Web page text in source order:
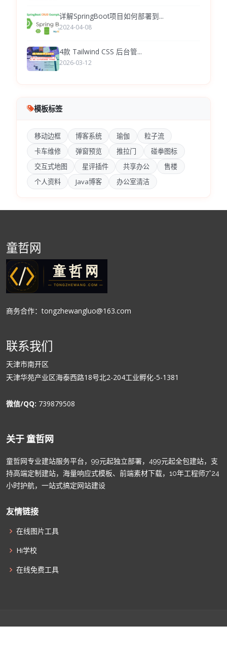
详解SpringBoot项目如何部署到...
2024-04-08
4款 Tailwind CSS 后台管...
2026-03-12
模板标签
移动边框 博客系统 瑜伽
粒子流
卡车维修
弹窗预览 推拉门
碰拳图标
交互式地图
星评插件 共享办公
售楼
个人资料
Java博客 办公室清洁
童哲网
商务合作：tongzhewangluo@163.com
联系我们
天津市南开区
天津华苑产业区海泰西路18号北2-204工业孵化-5-1381
微信/QQ: 739879508
关于 童哲网
童哲网专业建站服务平台，99元起独立部署，499元起全包建站，支
持高端定制建站，海量响应式模板、前端素材下载，10年工程师7*24
小时护航，一站式搞定网站建设
友情链接
在线图片工具
Hi学校
在线免费工具